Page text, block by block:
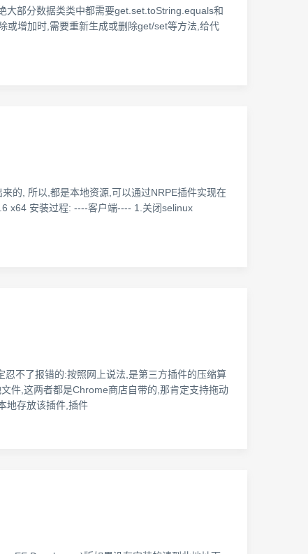
部分数据类类中都需要get.set.toString.equals和
或增加时,需要重新生成或删除get/set等方法,给代
的, 所以,都是本地资源,可以通过NRPE插件实现在
x64 安装过程: ----客户端---- 1.关闭selinux
不了报错的:按照网上说法,是第三方插件的压缩算
件,这两者都是Chrome商店自带的,那肯定支持拖动
地存放该插件,插件